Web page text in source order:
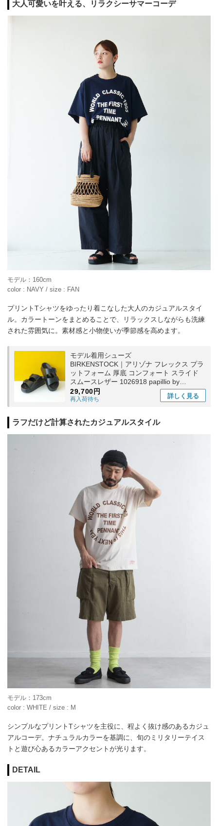
大人可愛いを叶える、リラクシーサマーコーデ
モデル：160cm
color : NAVY / size : FAN
プリントTシャツをゆったり着こなした大人のカジュアルスタイ
ル。カラートーンをまとめることで、リラックスしながらも洗練
された雰囲気に。素材感と小物使いが季節感を高めます。
モデル着用シューズ
BIRKENSTOCK｜アリゾナ フレックス プラ
ットフォーム 厚底 コンフォート スライド
スムースレザー 1026918 papillio by
BIRKENSTOCK パピリオ バイ ビルケンシュ
トック
29,700円
再入荷待ち 詳しく 見る
ラフだけど計算されたカジュアルスタイル
モデル：173cm
color : WHITE / size : M
シンプルなプリントTシャツを主役に、程よく抜け感のあるカジュ
アルコーデ。ナチュラルカラーを基調に、旬のミリタリーテイス
トと遊び心あるカラーアクセントが光ります。
DETAIL